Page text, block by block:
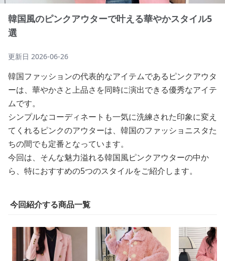
韓国風のピンクアウターで叶える華やかスタイル5
選
更新日 2026-06-26
韓国ファッションの代表的なアイテムであるピンクアウタ
ーは、華やかさと上品さを同時に演出できる優秀なアイテ
ムです。
シンプルなコーディネートも一気に洗練された印象に変え
てくれるピンクのアウターは、韓国のファッショニスタた
ちの間でも定番となっています。
今回は、そんな魅力溢れる韓国風ピンクアウターの中か
ら、特におすすめの5つのスタイルをご紹介します。
今回紹介する商品一覧